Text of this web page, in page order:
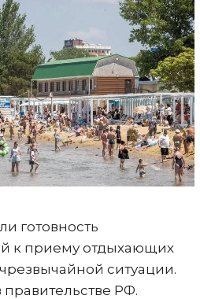
готовность
к приему отдыхающих
ситуации.
РФ.